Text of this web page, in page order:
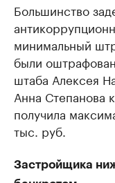
Большинство
минимальный
были
штаба Алексея
Анна Степанова
получила
тыс. руб.
Застройщика